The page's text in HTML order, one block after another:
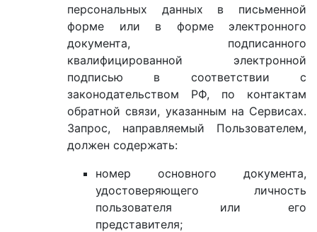
персональных данных в письменной
форме или в форме электронного
документа, подписанного
квалифицированной электронной
подписью в соответствии с
законодательством РФ, по контактам
обратной связи, указанным на Сервисах.
Запрос, направляемый Пользователем,
должен содержать:
номер основного документа,
удостоверяющего личность
пользователя или его
представителя;